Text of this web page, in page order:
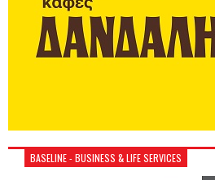
BASELINE - BUSINESS & LIFE SERVICES